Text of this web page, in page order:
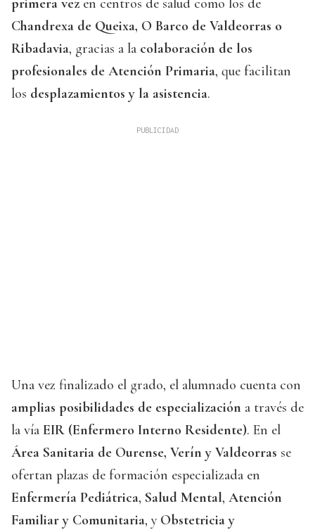
primera vez en centros de salud como los de
Chandrexa de Queixa, O Barco de Valdeorras o
Ribadavia, gracias a la colaboración de los
profesionales de Atención Primaria, que facilitan
los desplazamientos y la asistencia.
Una vez finalizado el grado, el alumnado cuenta con
amplias posibilidades de especialización a través de
la vía EIR (Enfermero Interno Residente). En el
Área Sanitaria de Ourense, Verín y Valdeorras se
ofertan plazas de formación especializada en
Enfermería Pediátrica, Salud Mental, Atención
Familiar y Comunitaria, y Obstetricia y